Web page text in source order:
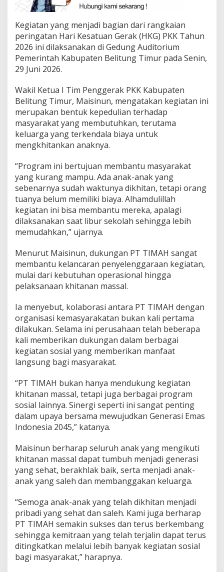
Kegiatan yang menjadi bagian dari rangkaian
peringatan Hari Kesatuan Gerak (HKG) PKK Tahun
2026 ini dilaksanakan di Gedung Auditorium
Pemerintah Kabupaten Belitung Timur pada Senin,
29 Juni 2026.
Wakil Ketua I Tim Penggerak PKK Kabupaten
Belitung Timur, Maisinun, mengatakan kegiatan ini
merupakan bentuk kepedulian terhadap
masyarakat yang membutuhkan, terutama
keluarga yang terkendala biaya untuk
mengkhitankan anaknya.
“Program ini bertujuan membantu masyarakat
yang kurang mampu. Ada anak-anak yang
sebenarnya sudah waktunya dikhitan, tetapi orang
tuanya belum memiliki biaya. Alhamdulillah
kegiatan ini bisa membantu mereka, apalagi
dilaksanakan saat libur sekolah sehingga lebih
memudahkan,” ujarnya.
Menurut Maisinun, dukungan PT TIMAH sangat
membantu kelancaran penyelenggaraan kegiatan,
mulai dari kebutuhan operasional hingga
pelaksanaan khitanan massal.
Ia menyebut, kolaborasi antara PT TIMAH dengan
organisasi kemasyarakatan bukan kali pertama
dilakukan. Selama ini perusahaan telah beberapa
kali memberikan dukungan dalam berbagai
kegiatan sosial yang memberikan manfaat
langsung bagi masyarakat.
“PT TIMAH bukan hanya mendukung kegiatan
khitanan massal, tetapi juga berbagai program
sosial lainnya. Sinergi seperti ini sangat penting
dalam upaya bersama mewujudkan Generasi Emas
Indonesia 2045,” katanya.
Maisinun berharap seluruh anak yang mengikuti
khitanan massal dapat tumbuh menjadi generasi
yang sehat, berakhlak baik, serta menjadi anak-
anak yang saleh dan membanggakan keluarga.
“Semoga anak-anak yang telah dikhitan menjadi
pribadi yang sehat dan saleh. Kami juga berharap
PT TIMAH semakin sukses dan terus berkembang
sehingga kemitraan yang telah terjalin dapat terus
ditingkatkan melalui lebih banyak kegiatan sosial
bagi masyarakat,” harapnya.